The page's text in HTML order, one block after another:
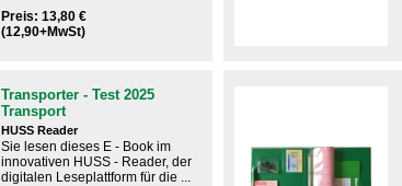
Preis: 13,80 €
(12,90+MwSt)
Transporter - Test 2025
Transport
HUSS Reader
Sie lesen dieses E - Book im
innovativen HUSS - Reader, der
digitalen Leseplattform für die ...